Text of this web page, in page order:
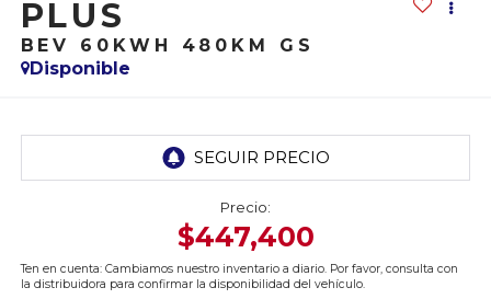
PLUS
BEV 60KWH 480KM GS
Disponible
Precio:
$447,400
Ten en cuenta: Cambiamos nuestro inventario a diario. Por favor, consulta con
la distribuidora para confirmar la disponibilidad del vehículo.